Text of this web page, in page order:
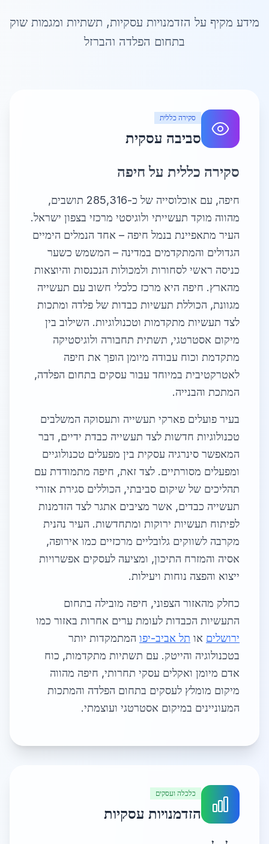
מידע מקיף על הזדמנויות עסקיות, תשתיות ומגמות שוק
בתחום הפלדה והברזל
סקירה כללית
סביבה עסקית
סקירה כללית על חיפה
חיפה, עם אוכלוסייה של כ-285,316 תושבים,
מהווה מוקד תעשייתי ולוגיסטי מרכזי בצפון ישראל.
העיר מתאפיינת בנמל חיפה – אחד הנמלים הימיים
הגדולים והמתקדמים במדינה – המשמש כשער
כניסה ראשי לסחורות ולמכולות הנכנסות והיוצאות
מהארץ. חיפה היא מרכז כלכלי חשוב עם תעשייה
מגוונת, הכוללת תעשיות כבדות של פלדה ומתכות
לצד תעשיות מתקדמות וטכנולוגיות. השילוב בין
מיקום אסטרטגי, תשתית תחבורה ולוגיסטיקה
מתקדמת וכוח עבודה מיומן הופך את חיפה
לאטרקטיבית במיוחד עבור עסקים בתחום הפלדה,
המתכת והבנייה.
בעיר פועלים פארקי תעשייה ותעסוקה המשלבים
טכנולוגיות חדשות לצד תעשייה כבדת ידיים, דבר
המאפשר סינרגיה עסקית בין מפעלים טכנולוגיים
ומפעלים מסורתיים. לצד זאת, חיפה מתמודדת עם
תהליכים של שיקום סביבתי, הכוללים סגירת אזורי
תעשייה כבדים, אשר מציבים אתגר לצד הזדמנות
לפיתוח תעשיות ירוקות ומתחדשות. העיר נהנית
מקרבה לשווקים גלובליים מרכזיים כמו אירופה,
אסיה והמזרח התיכון, ומציעה לעסקים אפשרויות
ייצוא והפצה נוחות ויעילות.
כחלק מהאזור הצפוני, חיפה מובילה בתחום
התעשיות הכבדות לעומת ערים אחרות באזור כמו
ירושלים או תל אביב-יפו המתמקדות יותר
בטכנולוגיה והייטק. עם תשתיות מתקדמות, כוח
אדם מיומן ואקלים עסקי תחרותי, חיפה מהווה
מיקום מומלץ לעסקים בתחום הפלדה והמתכות
המעוניינים במיקום אסטרטגי ועוצמתי.
כלכלה ועסקים
הזדמנויות עסקיות